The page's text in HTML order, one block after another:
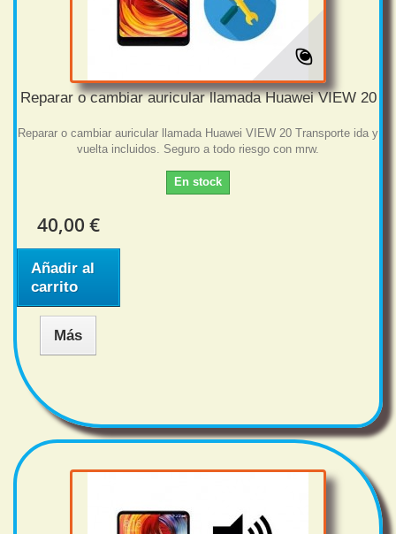
Reparar o cambiar auricular llamada Huawei VIEW 20
Reparar o cambiar auricular llamada Huawei VIEW 20 Transporte ida y
vuelta incluidos. Seguro a todo riesgo con mrw.
En stock
40,00 €
Añadir al
carrito
Más